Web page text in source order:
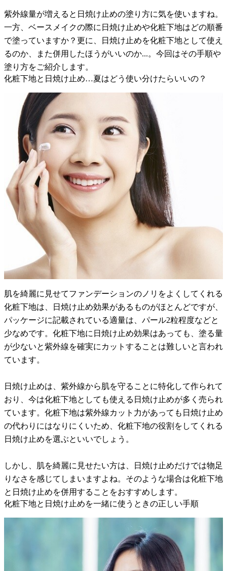
紫外線量が増えると日焼け止めの塗り方に気を使いますね。
一方、ベースメイクの際に日焼け止めや化粧下地はどの順番
で塗っていますか？更に、日焼け止めを化粧下地として使え
るのか、また併用したほうがいいのか...。今回はその手順や
塗り方をご紹介します。
化粧下地と日焼け止め…夏はどう使い分けたらいいの？
肌を綺麗に見せてファンデーションのノリをよくしてくれる
化粧下地は、日焼け止め効果があるものがほとんどですが、
パッケージに記載されている適量は、パール2粒程度などと
少なめです。化粧下地に日焼け止め効果はあっても、塗る量
が少ないと紫外線を確実にカットすることは難しいと言われ
ています。
日焼け止めは、紫外線から肌を守ることに特化して作られて
おり、今は化粧下地としても使える日焼け止めが多く売られ
ています。化粧下地は紫外線カット力があっても日焼け止め
の代わりにはなりにくいため、化粧下地の役割をしてくれる
日焼け止めを選ぶといいでしょう。
しかし、肌を綺麗に見せたい方は、日焼け止めだけでは物足
りなさを感じてしまいますよね。そのような場合は化粧下地
と日焼け止めを併用することをおすすめします。
化粧下地と日焼け止めを一緒に使うときの正しい手順